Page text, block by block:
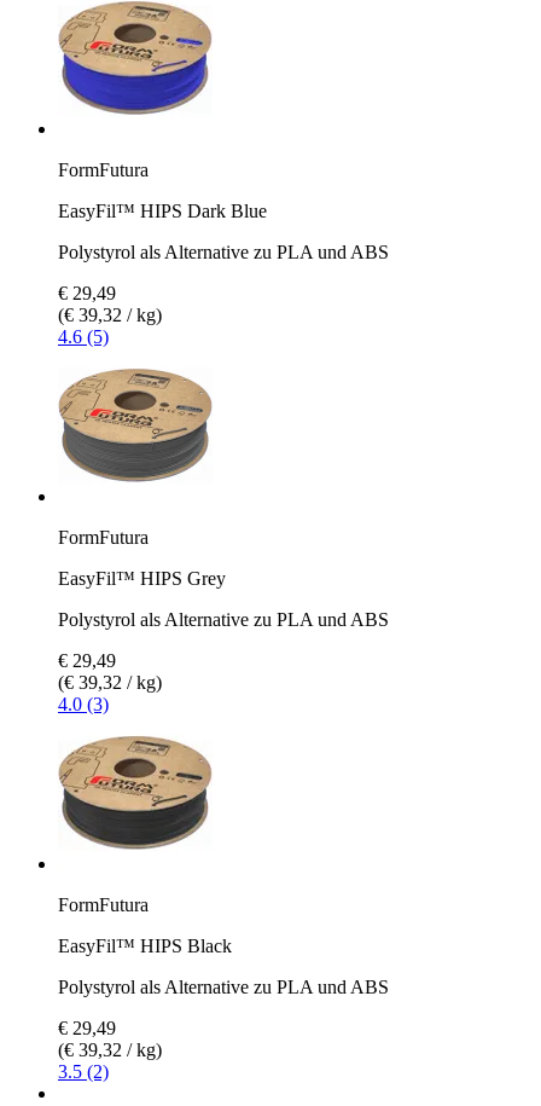
FormFutura
EasyFil™ HIPS Dark Blue
Polystyrol als Alternative zu PLA und ABS
€ 29,49
(€ 39,32 / kg)
4.6 (5)
FormFutura
EasyFil™ HIPS Grey
Polystyrol als Alternative zu PLA und ABS
€ 29,49
(€ 39,32 / kg)
4.0 (3)
FormFutura
EasyFil™ HIPS Black
Polystyrol als Alternative zu PLA und ABS
€ 29,49
(€ 39,32 / kg)
3.5 (2)